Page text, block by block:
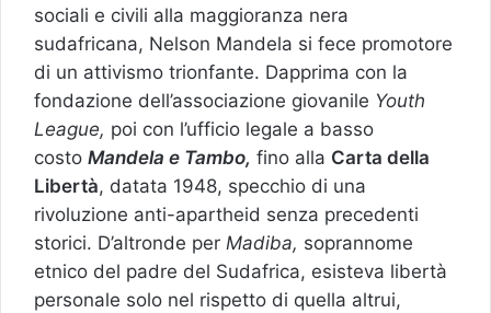
sociali e civili alla maggioranza nera
sudafricana, Nelson Mandela si fece promotore
di un attivismo trionfante. Dapprima con la
fondazione dell’associazione giovanile Youth
League, poi con l’ufficio legale a basso
costo Mandela e Tambo, fino alla Carta della
Libertà, datata 1948, specchio di una
rivoluzione anti-apartheid senza precedenti
storici. D’altronde per Madiba, soprannome
etnico del padre del Sudafrica, esisteva libertà
personale solo nel rispetto di quella altrui,